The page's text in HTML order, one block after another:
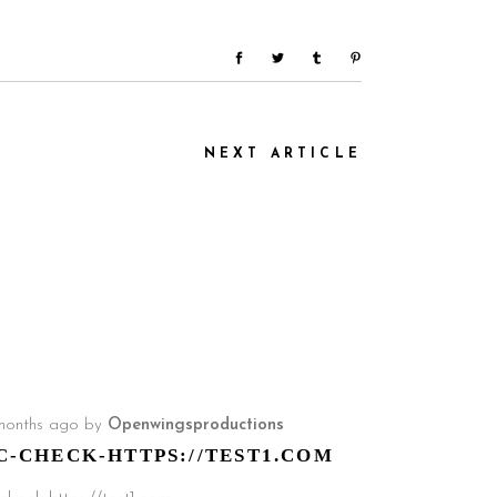
NEXT ARTICLE
ago by Openwingsproductions
CHECK-HTTPS://TEST1.COM